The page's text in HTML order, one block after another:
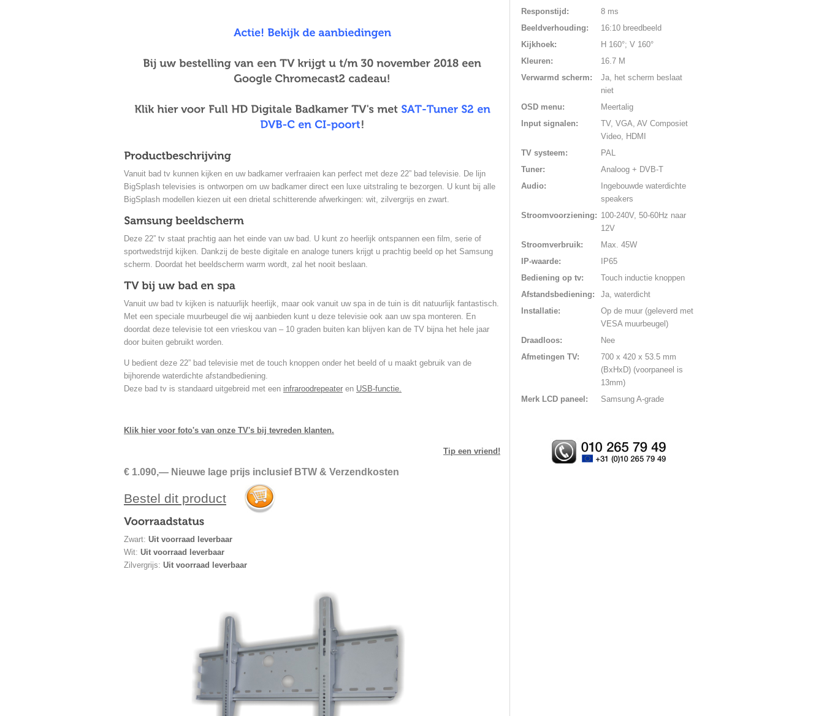
Vanuit bad tv kunnen kijken en uw badkamer verfraaien kan perfect met deze 22” bad televisie. De lijn
BigSplash televisies is ontworpen om uw badkamer direct een luxe uitstraling te bezorgen. U kunt bij alle
BigSplash modellen kiezen uit een drietal schitterende afwerkingen: wit, zilvergrijs en zwart.
Deze 22” tv staat prachtig aan het einde van uw bad. U kunt zo heerlijk ontspannen een film, serie of
sportwedstrijd kijken. Dankzij de beste digitale en analoge tuners krijgt u prachtig beeld op het Samsung
scherm. Doordat het beeldscherm warm wordt, zal het nooit beslaan.
Vanuit uw bad tv kijken is natuurlijk heerlijk, maar ook vanuit uw spa in de tuin is dit natuurlijk fantastisch.
Met een speciale muurbeugel die wij aanbieden kunt u deze televisie ook aan uw spa monteren. En
doordat deze televisie tot een vrieskou van – 10 graden buiten kan blijven kan de TV bijna het hele jaar
door buiten gebruikt worden.
U bedient deze 22” bad televisie met de touch knoppen onder het beeld of u maakt gebruik van de
bijhorende waterdichte afstandbediening.
Deze bad tv is standaard uitgebreid met een infraroodrepeater en USB-functie.
Klik hier voor foto's van onze TV's bij tevreden klanten.
Tip een vriend!
€ 1.090,— Nieuwe lage prijs inclusief BTW & Verzendkosten
Bestel dit product
Zwart: Uit voorraad leverbaar
Wit: Uit voorraad leverbaar
Zilvergrijs: Uit voorraad leverbaar
Responstijd:
8 ms
Beeldverhouding:
16:10 breedbeeld
Kijkhoek:
H 160°; V 160°
Kleuren:
16.7 M
Verwarmd scherm:
Ja, het scherm beslaat
niet
OSD menu:
Meertalig
Input signalen:
TV, VGA, AV Composiet
Video, HDMI
TV systeem:
PAL
Tuner:
Analoog + DVB-T
Audio:
Ingebouwde waterdichte
speakers
Stroomvoorziening: 100-240V, 50-60Hz naar
12V
Stroomverbruik:
Max. 45W
IP-waarde:
IP65
Bediening op tv:
Touch inductie knoppen
Afstandsbediening:
Ja, waterdicht
Installatie:
Op de muur (geleverd met
VESA muurbeugel)
Draadloos:
Nee
Afmetingen TV:
700 x 420 x 53.5 mm
(BxHxD) (voorpaneel is
13mm)
Merk LCD paneel:
Samsung A-grade